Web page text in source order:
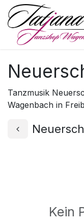
Zum Inhalt springen
Tanzmusik
Wagenbach in
Kein